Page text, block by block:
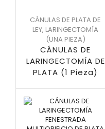
CÁNULAS DE PLATA DE
LEY, LARINGECTOMÍA
(UNA PIEZA)
CÁNULAS DE
LARINGECTOMÍA DE
PLATA (1 Pieza)